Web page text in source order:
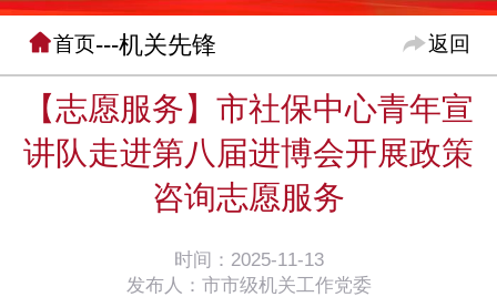
首页---机关先锋 返回
【志愿服务】市社保中心青年宣
讲队走进第八届进博会开展政策
咨询志愿服务
时间：2025-11-13
发布人：市市级机关工作党委